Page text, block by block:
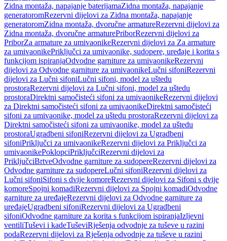
Zidna montaža, napajanje baterijamaZidna montaža, napajanje
generatoromRezervni dijelovi za Zidna montaža, napajanje
generatoromZidna montaža, dvoručne armatureRezervni dijelovi za
Zidna montaža, dvoručne armaturePriborRezervni dijelovi za
PriborZa armature za umivaonikeRezervni dijelovi za Za armature
za umivaonikePriključci za umivaonike, sudopere, uređaje i korita s
funkcijom ispiranjaOdvodne garniture za umivaonikeRezervni
dijelovi za Odvodne garniture za umivaonikeLučni sifoniRezervni
dijelovi za Lučni sifoniLučni sifoni, model za uštedu
prostoraRezervni dijelovi za Lučni sifoni, model za uštedu
prostoraDirektni samočisteći sifoni za umivaonikeRezervni dijelovi
za Direktni samočisteći sifoni za umivaonikeDirektni samočisteći
sifoni za umivaonike, model za uštedu prostoraRezervni dijelovi za
Direktni samočisteći sifoni za umivaonike, model za uštedu
prostoraUgradbeni sifoniRezervni dijelovi za Ugradbeni
sifoniPriključci za umivaonikeRezervni dijelovi za Priključci za
umivaonikePoklopciPriključciRezervni dijelovi za
PriključciBrtveOdvodne garniture za sudopereRezervni dijelovi za
Odvodne garniture za sudopereLučni sifoniRezervni dijelovi za
Lučni sifoniSifoni s dvije komoreRezervni dijelovi za Sifoni s dvije
komoreSpojni komadiRezervni dijelovi za Spojni komadiOdvodne
garniture za uređajeRezervni dijelovi za Odvodne garniture za
uređajeUgradbeni sifoniRezervni dijelovi za Ugradbeni
sifoniOdvodne garniture za korita s funkcijom ispiranjaIzljevni
ventiliTuševi i kadeTuševiRješenja odvodnje za tuševe u razini
podaRezervni dijelovi za Rješenja odvodnje za tuševe u razini